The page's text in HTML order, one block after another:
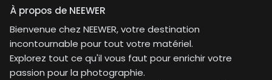
À propos de NEEWER
Bienvenue chez NEEWER, votre destination
incontournable pour tout votre matériel.
Explorez tout ce qu'il vous faut pour enrichir votre
passion pour la photographie.